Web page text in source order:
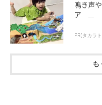
鳴き声
ア ...
PR(タカラ
も